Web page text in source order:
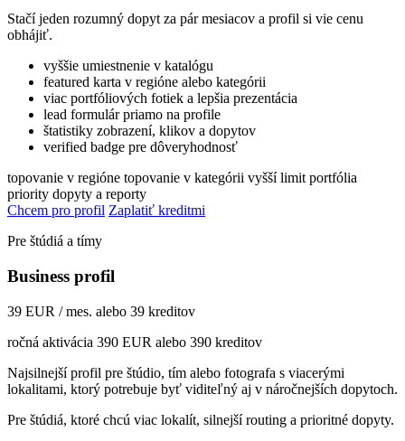
Stačí jeden rozumný dopyt za pár mesiacov a profil si vie cenu
obhájiť.
vyššie umiestnenie v katalógu
featured karta v regióne alebo kategórii
viac portfóliových fotiek a lepšia prezentácia
lead formulár priamo na profile
štatistiky zobrazení, klikov a dopytov
verified badge pre dôveryhodnosť
topovanie v regióne topovanie v kategórii vyšší limit portfólia
priority dopyty a reporty
Chcem pro profil Zaplatiť kreditmi
Pre štúdiá a tímy
Business profil
39 EUR / mes. alebo 39 kreditov
ročná aktivácia 390 EUR alebo 390 kreditov
Najsilnejší profil pre štúdio, tím alebo fotografa s viacerými
lokalitami, ktorý potrebuje byť viditeľný aj v náročnejších dopytoch.
Pre štúdiá, ktoré chcú viac lokalít, silnejší routing a prioritné dopyty.